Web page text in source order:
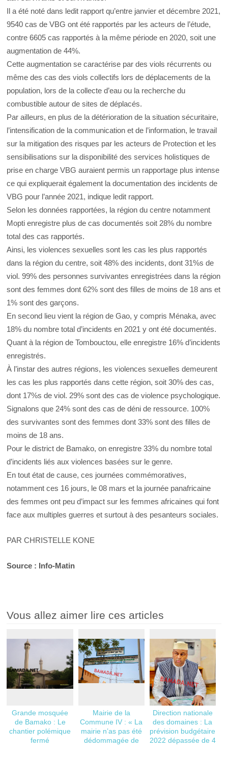
Il a été noté dans ledit rapport qu’entre janvier et décembre 2021,
9540 cas de VBG ont été rapportés par les acteurs de l’étude,
contre 6605 cas rapportés à la même période en 2020, soit une
augmentation de 44%.
Cette augmentation se caractérise par des viols récurrents ou
même des cas des viols collectifs lors de déplacements de la
population, lors de la collecte d’eau ou la recherche du
combustible autour de sites de déplacés.
Par ailleurs, en plus de la détérioration de la situation sécuritaire,
l’intensification de la communication et de l’information, le travail
sur la mitigation des risques par les acteurs de Protection et les
sensibilisations sur la disponibilité des services holistiques de
prise en charge VBG auraient permis un rapportage plus intense
ce qui expliquerait également la documentation des incidents de
VBG pour l’année 2021, indique ledit rapport.
Selon les données rapportées, la région du centre notamment
Mopti enregistre plus de cas documentés soit 28% du nombre
total des cas rapportés.
Ainsi, les violences sexuelles sont les cas les plus rapportés
dans la région du centre, soit 48% des incidents, dont 31%s de
viol. 99% des personnes survivantes enregistrées dans la région
sont des femmes dont 62% sont des filles de moins de 18 ans et
1% sont des garçons.
En second lieu vient la région de Gao, y compris Ménaka, avec
18% du nombre total d’incidents en 2021 y ont été documentés.
Quant à la région de Tombouctou, elle enregistre 16% d’incidents
enregistrés.
À l’instar des autres régions, les violences sexuelles demeurent
les cas les plus rapportés dans cette région, soit 30% des cas,
dont 17%s de viol. 29% sont des cas de violence psychologique.
Signalons que 24% sont des cas de déni de ressource. 100%
des survivantes sont des femmes dont 33% sont des filles de
moins de 18 ans.
Pour le district de Bamako, on enregistre 33% du nombre total
d’incidents liés aux violences basées sur le genre.
En tout état de cause, ces journées commémoratives,
notamment ces 16 jours, le 08 mars et la journée panafricaine
des femmes ont peu d’impact sur les femmes africaines qui font
face aux multiples guerres et surtout à des pesanteurs sociales.
PAR CHRISTELLE KONE
Source : Info-Matin
Vous allez aimer lire ces articles
Grande mosquée
de Bamako : Le
chantier polémique
fermé
Mairie de la
Commune IV : « La
mairie n’as pas été
dédommagée de
Direction nationale
des domaines : La
prévision budgétaire
2022 dépassée de 4